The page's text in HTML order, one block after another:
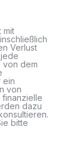
mit
Verlust
von dem
ein
von
finanzielle
dazu
bitte